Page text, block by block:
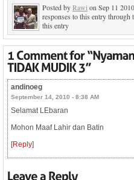
Posted byRawi on Sep 11
responses to this entry through
this entry
andinoeg
September 14, 2010 - 8:38 AM
Selamat LEbaran
Mohon Maaf Lahir dan Batin
[Reply]